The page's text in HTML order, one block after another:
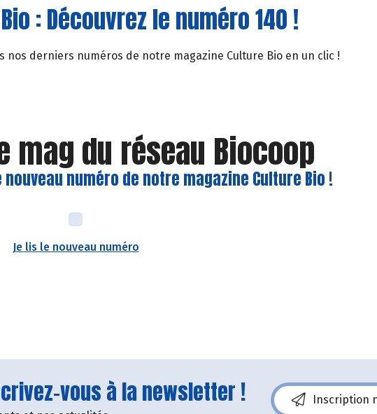
: Découvrez le numéro 140 !
nos derniers numéros de notre magazine Culture Bio en un clic !
mag du réseau Biocoop
numéro de notre magazine Culture Bio !
Je lis le nouveau numéro
vous à la newsletter ! Inscription